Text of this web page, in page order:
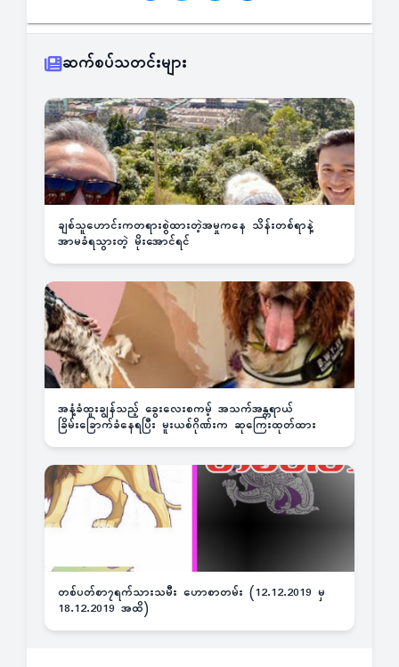
ဆက်စပ်သတင်းများ
ချစ်သူဟောင်းကတရားစွဲထားတဲ့အမှုကနေ သိန်းတစ်ရာနဲ့
အာမခံရသွားတဲ့ မိုးအောင်ရင်
အနံ့ခံထူးချွန်သည့် ခွေးလေးစကမ့် အသက်အန္တရာယ်
ခြိမ်းခြောက်ခံနေရပြီး မူးယစ်ဂိုဏ်းက ဆုကြေးထုတ်ထား
တစ်ပတ်စာ၇ရက်သားသမီး ဟောစာတမ်း (12.12.2019 မှ
18.12.2019 အထိ)